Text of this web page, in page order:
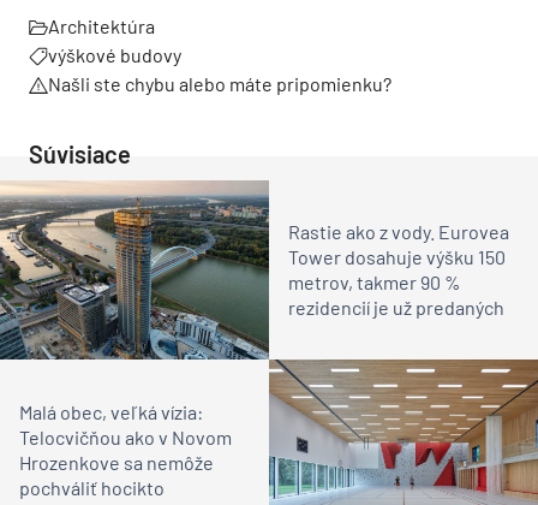
Architektúra
výškové budovy
Našli ste chybu alebo máte pripomienku?
Súvisiace
Rastie ako z vody. Eurovea
Tower dosahuje výšku 150
metrov, takmer 90 %
rezidencií je už predaných
Malá obec, veľká vízia:
Telocvičňou ako v Novom
Hrozenkove sa nemôže
pochváliť hocikto